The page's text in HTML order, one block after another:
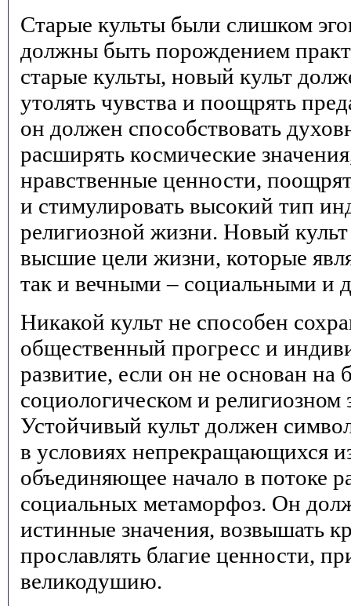
Старые культы были слишком
должны быть порождением
старые культы, новый культ
утолять чувства и поощрять
он должен способствовать
расширять космические
нравственные ценности,
и стимулировать высокий тип
религиозной жизни. Новый
высшие цели жизни, которые
так и вечными – социальными и
Никакой культ не способен
общественный прогресс и
развитие, если он не основан на
социологическом и религиозном
Устойчивый культ должен
в условиях непрекращающихся
объединяющее начало в потоке
социальных метаморфоз. Он
истинные значения, возвышать
прославлять благие ценности,
великодушию.